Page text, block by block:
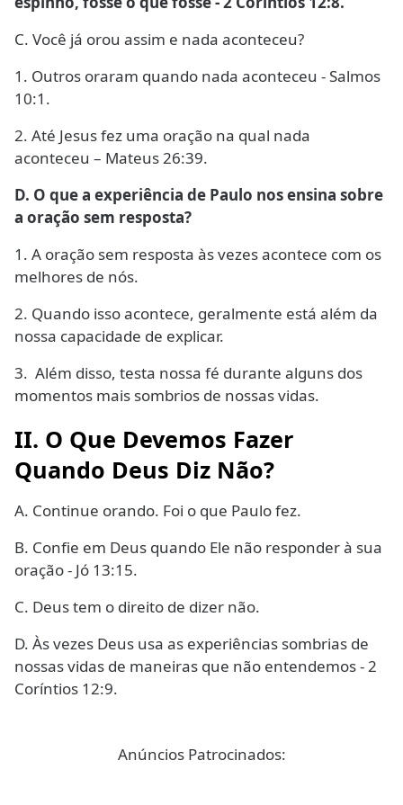
C. Você já orou assim e nada aconteceu?
1. Outros oraram quando nada aconteceu - Salmos
10:1.
2. Até Jesus fez uma oração na qual nada
aconteceu – Mateus 26:39.
D. O que a experiência de Paulo nos ensina sobre
a oração sem resposta?
1. A oração sem resposta às vezes acontece com os
melhores de nós.
2. Quando isso acontece, geralmente está além da
nossa capacidade de explicar.
3. Além disso, testa nossa fé durante alguns dos
momentos mais sombrios de nossas vidas.
II. O Que Devemos Fazer
Quando Deus Diz Não?
A. Continue orando. Foi o que Paulo fez.
B. Confie em Deus quando Ele não responder à sua
oração - Jó 13:15.
C. Deus tem o direito de dizer não.
D. Às vezes Deus usa as experiências sombrias de
nossas vidas de maneiras que não entendemos - 2
Coríntios 12:9.
Anúncios Patrocinados: